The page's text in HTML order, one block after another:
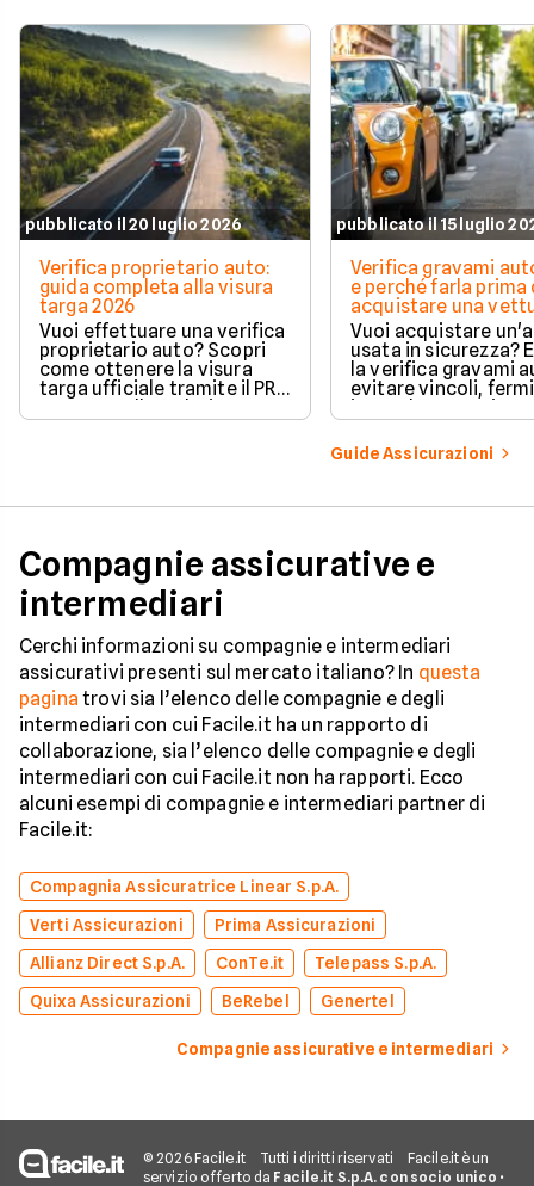
pubblicato il 20 luglio 2026
Verifica proprietario auto:
guida completa alla visura
targa 2026
Vuoi effettuare una verifica
proprietario auto? Scopri
come ottenere la visura
targa ufficiale tramite il PRA
per controllare dati e
vincoli in totale sicurezza.
pubblicato il 15 luglio
Verifica gravami
e perché farla prima
acquistare una
Vuoi acquistare
usata in sicurezza?
la verifica gravami
evitare vincoli,
ipoteche. Scopri
tutelare il tuo
Guide Assicurazioni
Compagnie assicurative e
intermediari
Cerchi informazioni su compagnie e intermediari
assicurativi presenti sul mercato italiano? In questa
pagina trovi sia l’elenco delle compagnie e degli
intermediari con cui Facile.it ha un rapporto di
collaborazione, sia l’elenco delle compagnie e degli
intermediari con cui Facile.it non ha rapporti. Ecco
alcuni esempi di compagnie e intermediari partner di
Facile.it:
Compagnia Assicuratrice Linear S.p.A.
Verti Assicurazioni
Prima Assicurazioni
Allianz Direct S.p.A.
ConTe.it
Telepass S.p.A.
Quixa Assicurazioni
BeRebel Genertel
Compagnie assicurative e intermediari
© 2026 Facile.it Tutti i diritti riservati
Facile.it è un
servizio offerto da Facile.it S.p.A. con socio unico •